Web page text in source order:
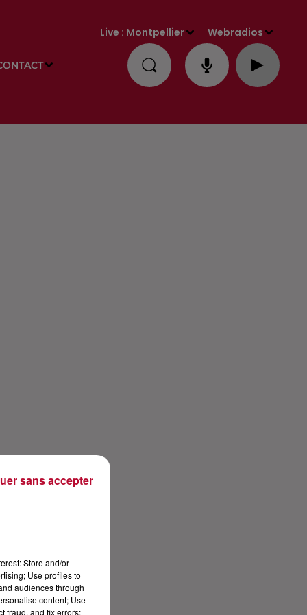
Live : Montpellier Webradios
Store and/or
Use profiles to
audiences through
content; Use
fraud, and fix errors;
sans accepter